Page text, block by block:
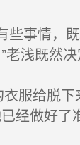
事情，
浅既然
服给脱
经做好了